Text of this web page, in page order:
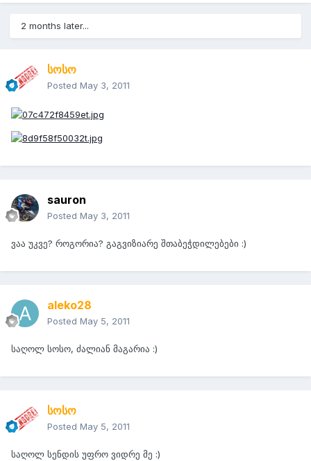
2 months later...
სოსო
Posted May 3, 2011
sauron
Posted May 3, 2011
ვაა უკვე? როგორია? გაგვიზიარე შთაბეჭდილებები :)
aleko28
Posted May 5, 2011
საღოლ სოსო, ძალიან მაგარია :)
სოსო
Posted May 5, 2011
საღოლ სენდის უფრო ვიდრე მე :)